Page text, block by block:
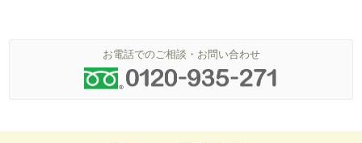
お電話でのご相談・お問い合わせ